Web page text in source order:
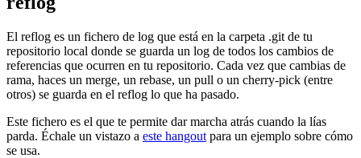
El reflog es un fichero de log que está en la carpeta .git de tu
repositorio local donde se guarda un log de todos los cambios de
referencias que ocurren en tu repositorio. Cada vez que cambias de
rama, haces un merge, un rebase, un pull o un cherry-pick (entre
otros) se guarda en el reflog lo que ha pasado.
Este fichero es el que te permite dar marcha atrás cuando la lías
parda. Échale un vistazo a este hangout para un ejemplo sobre cómo
se usa.